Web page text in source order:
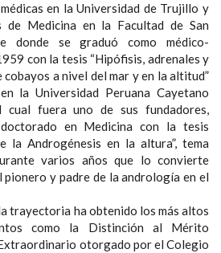
en la Universidad de Trujillo y
de Medicina en la Facultad de San
donde se graduó como médico-
con la tesis “Hipófisis, adrenales y
a nivel del mar y en la altitud”
la Universidad Peruana Cayetano
cual fuera uno de sus fundadores,
en Medicina con la tesis
la Androgénesis en la altura”, tema
varios años que lo convierte
pionero y padre de la andrología en el
trayectoria ha obtenido los más altos
como la Distinción al Mérito
otorgado por el Colegio